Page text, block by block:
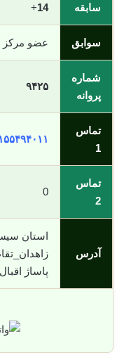
سابقه 14
+
سوابق عضو مرکز
شماره
پروانه
۹۴۲۵
تماس
1
تماس
2
0
آدرس
استان
پاساژ اقبال